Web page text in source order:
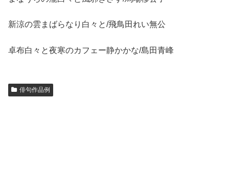
新涼の雲まばらなり白々と/飛鳥田れい無公
卓布白々と夜寒のカフェー静かかな/島田青峰
俳句作品例